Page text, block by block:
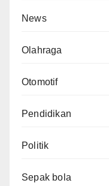
News
Olahraga
Otomotif
Pendidikan
Politik
Sepak bola